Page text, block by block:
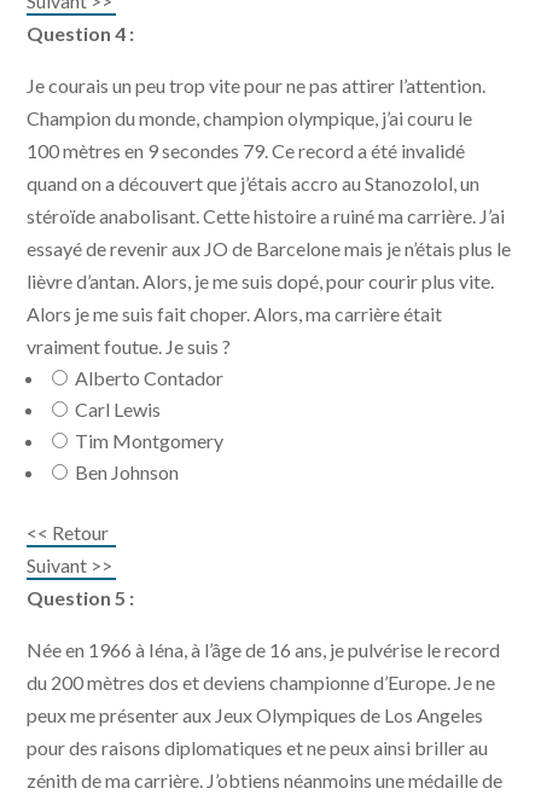
Question 4 :
Je courais un peu trop vite pour ne pas attirer l’attention.
Champion du monde, champion olympique, j’ai couru le
100 mètres en 9 secondes 79. Ce record a été invalidé
quand on a découvert que j’étais accro au Stanozolol, un
stéroïde anabolisant. Cette histoire a ruiné ma carrière. J’ai
essayé de revenir aux JO de Barcelone mais je n’étais plus le
lièvre d’antan. Alors, je me suis dopé, pour courir plus vite.
Alors je me suis fait choper. Alors, ma carrière était
vraiment foutue. Je suis ?
Alberto Contador
Carl Lewis
Tim Montgomery
Ben Johnson
<< Retour
Suivant >>
Question 5 :
Née en 1966 à Iéna, à l’âge de 16 ans, je pulvérise le record
du 200 mètres dos et deviens championne d’Europe. Je ne
peux me présenter aux Jeux Olympiques de Los Angeles
pour des raisons diplomatiques et ne peux ainsi briller au
zénith de ma carrière. J’obtiens néanmoins une médaille de